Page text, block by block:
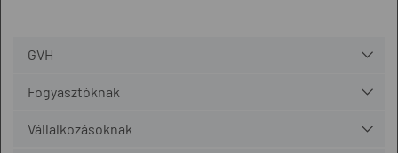
GVH
Fogyasztóknak
Vállalkozásoknak